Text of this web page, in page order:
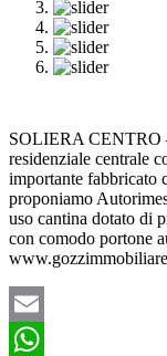
SOLIERA CENTRO
residenziale centrale
importante fabbricato
proponiamo
uso cantina dotato di
con comodo portone
Email